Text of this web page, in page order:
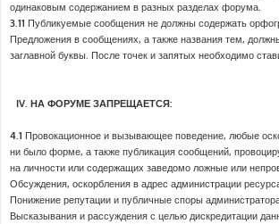
одинаковым содержанием в разных разделах форума.
3.11 Публикуемые сообщения не должны содержать
Предложения в сообщениях, а также названия тем,
заглавной буквы. После точек и запятых необходимо
IV. НА ФОРУМЕ ЗАПРЕЩАЕТСЯ:
4.1 Провокационное и вызывающее поведение, любые
ни было форме, а также публикация сообщений,
на личности или содержащих заведомо ложные или
Обсуждения, оскорбления в адрес администрации
Понижение репутации и публичные споры
Высказывания и рассуждения с целью дискредитации